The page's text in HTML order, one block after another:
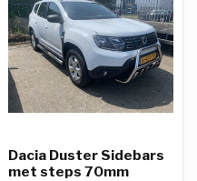
Dacia Duster Sidebars
met steps 70mm